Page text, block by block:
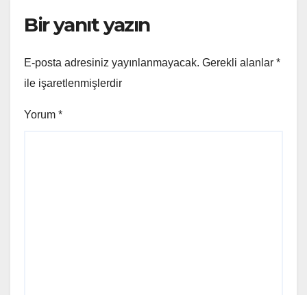
Bir yanıt yazın
E-posta adresiniz yayınlanmayacak. Gerekli alanlar *
ile işaretlenmişlerdir
Yorum *